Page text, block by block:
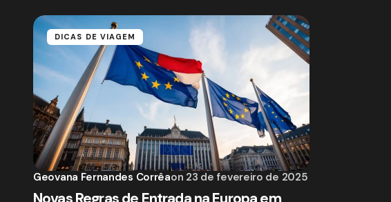
DICAS DE VIAGEM
Geovana Fernandes Corrêaon 23 de fevereiro de 2025